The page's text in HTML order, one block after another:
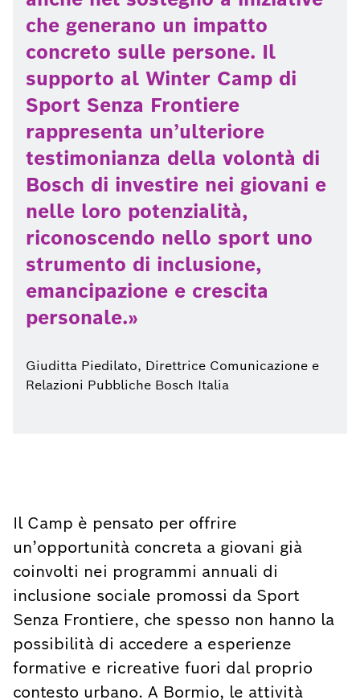
che generano un impatto
concreto sulle persone. Il
supporto al Winter Camp di
Sport Senza Frontiere
rappresenta un’ulteriore
testimonianza della volontà di
Bosch di investire nei giovani e
nelle loro potenzialità,
riconoscendo nello sport uno
strumento di inclusione,
emancipazione e crescita
personale.
Giuditta Piedilato, Direttrice Comunicazione e
Relazioni Pubbliche Bosch Italia
Il Camp è pensato per offrire
un’opportunità concreta a giovani già
coinvolti nei programmi annuali di
inclusione sociale promossi da Sport
Senza Frontiere, che spesso non hanno la
possibilità di accedere a esperienze
formative e ricreative fuori dal proprio
contesto urbano. A Bormio, le attività